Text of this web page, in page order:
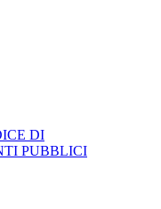
DI
PUBBLICI